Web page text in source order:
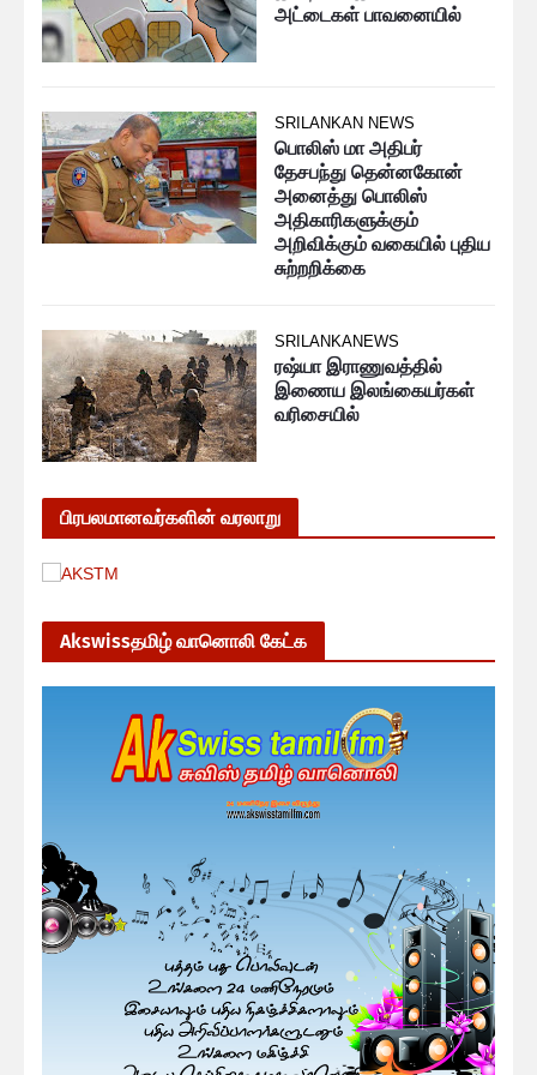
அட்டைகள் பாவனையில்
SRILANKAN NEWS
பொலிஸ் மா அதிபர்
தேசபந்து தென்னகோன்
அனைத்து பொலிஸ்
அதிகாரிகளுக்கும்
அறிவிக்கும் வகையில் புதிய
சுற்றறிக்கை
SRILANKANEWS
ரஷ்யா இராணுவத்தில்
இணைய இலங்கையர்கள்
வரிசையில்
பிரபலமானவர்களின் வரலாறு
Akswissதமிழ் வானொலி கேட்க